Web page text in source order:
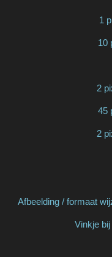
1
10
2
45
2
Afbeelding / formaat
Vinkje